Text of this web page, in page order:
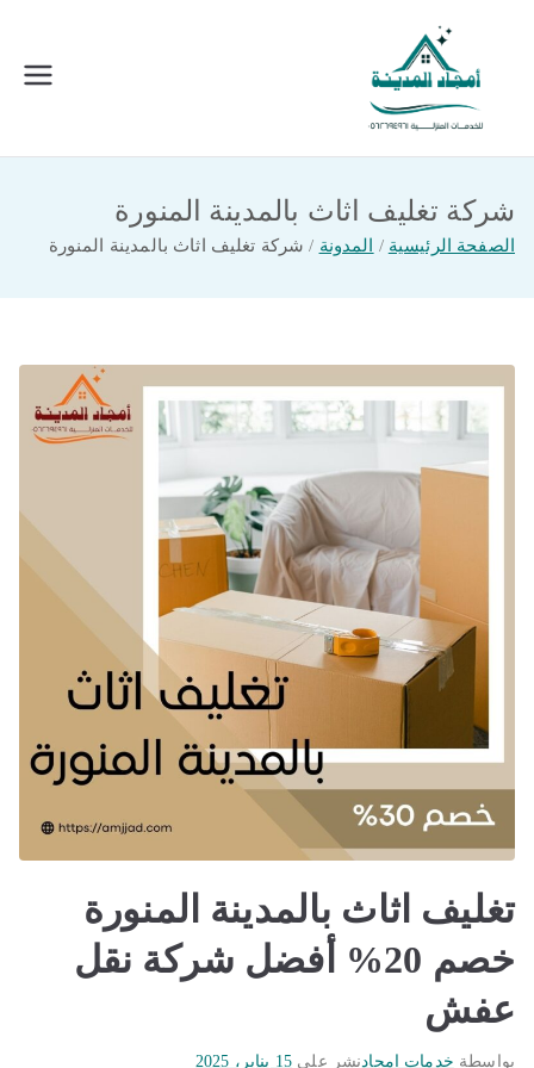
المحتوى
امجاد المدينة للخدمات المنزلية
شركة تغليف اثاث بالمدينة المنورة
الصفحة الرئيسية المدونة شركة تغليف اثاث بالمدينة المنورة
تغليف اثاث بالمدينة المنورة
خصم 20% أفضل شركة نقل
عفش
بواسطة خدمات امجادنشر على 15 يناير، 2025